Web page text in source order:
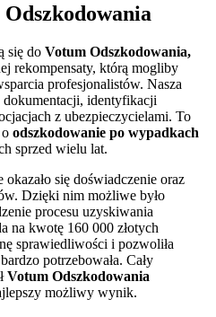
się do Votum Odszkodowania,
rekompensaty, którą mogliby
profesjonalistów. Nasza
identyfikacji
z ubezpieczycielami. To
odszkodowanie po wypadkach
sprzed wielu lat.
się doświadczenie oraz
Dzięki nim możliwe było
procesu uzyskiwania
na kwotę 160 000 złotych
sprawiedliwości i pozwoliła
potrzebowała. Cały
Votum Odszkodowania
możliwy wynik.